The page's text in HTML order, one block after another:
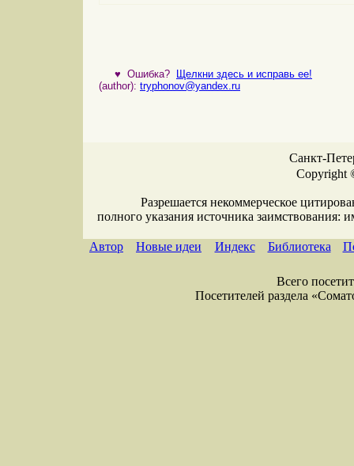
♥ Ошибка?
Щелкни здесь и исправь ее!
(author): tryphonov@yandex.ru
Санкт-
Copyright
Разрешается некоммерческое
полного указания источника заимствования:
Автор Новые идеи Индекс Библиотека
Всего
Посетителей раздела